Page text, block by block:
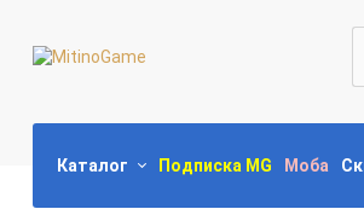
Каталог Подписка MG Моба